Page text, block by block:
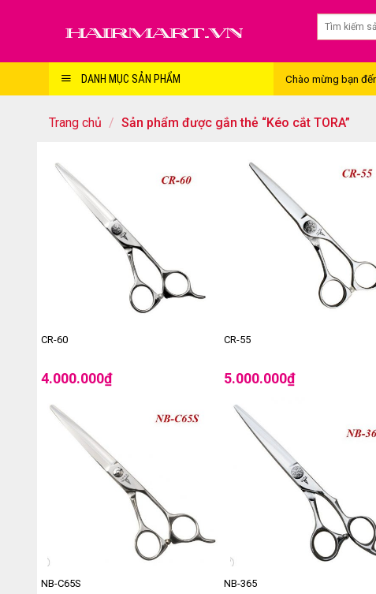
DANH MỤC SẢN PHẨM Chào mừng bạn
Trang chủ / Sản phẩm được gắn thẻ “Kéo cắt TORA”
CR-60
4.000.000₫
CR-55
5.000.000₫
NB-C65S NB-365